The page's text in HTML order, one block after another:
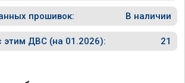
прошивок: В наличии
этим ДВС (на 01.2026): 21